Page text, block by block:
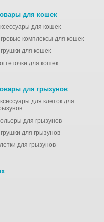
для кошек
для кошек
комплексы для кошек
для кошек
для кошек
для грызунов
для клеток для
для грызунов
для грызунов
для грызунов